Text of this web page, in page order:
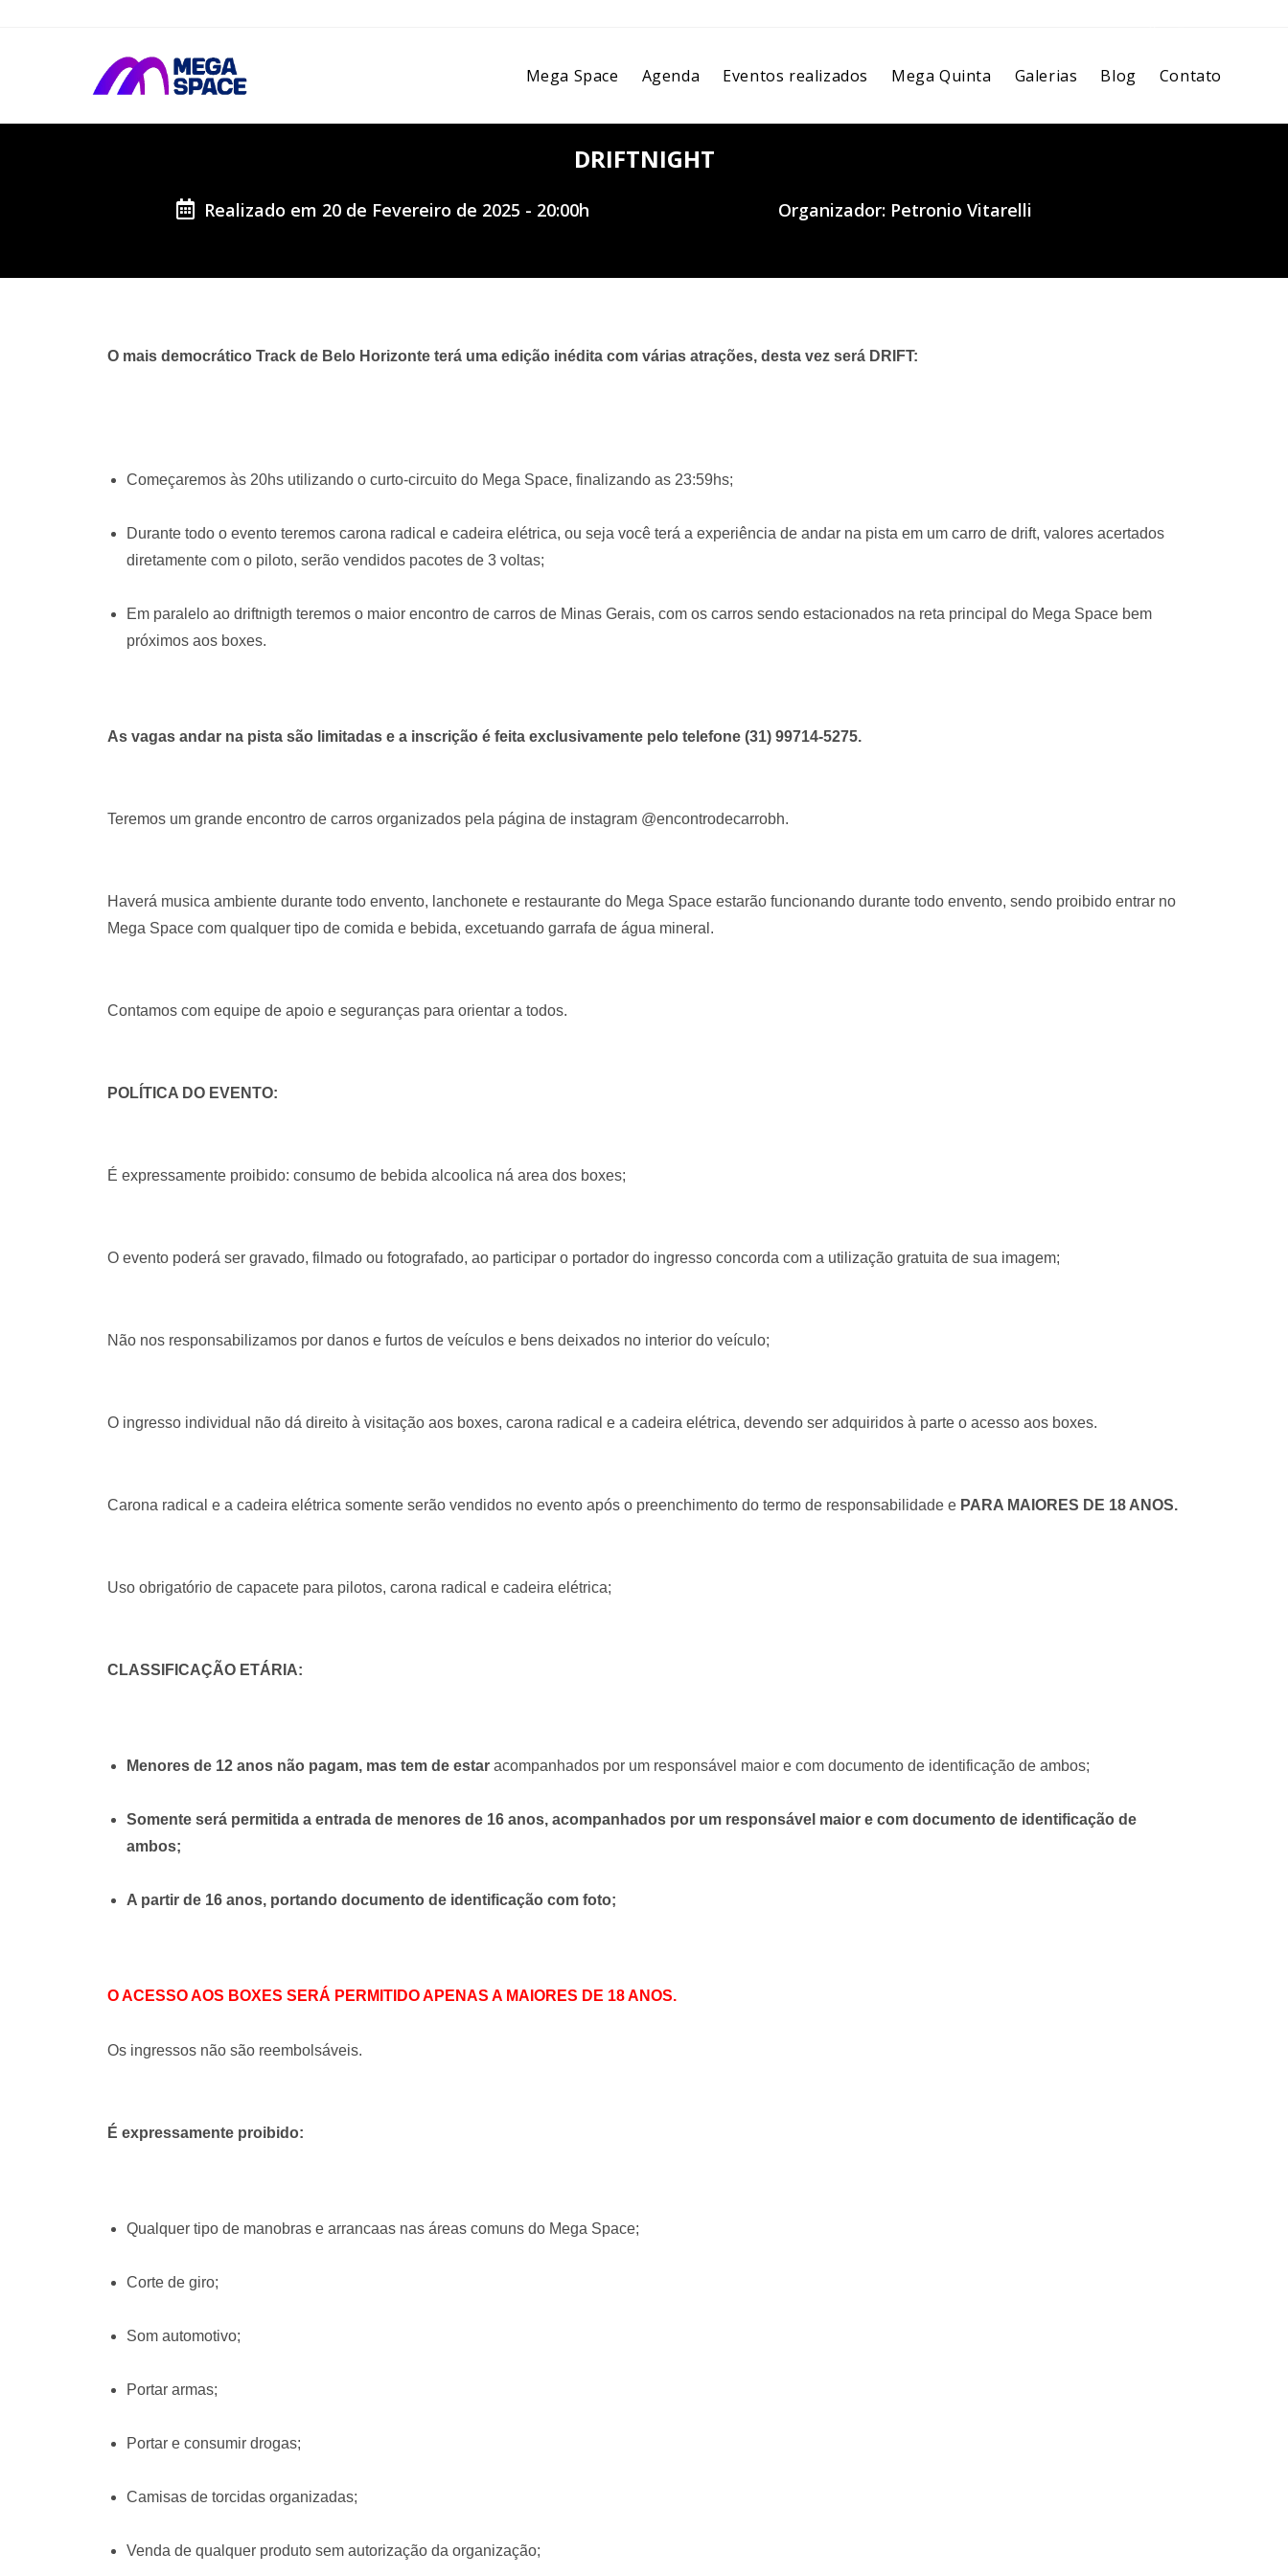
Mega Space Agenda Eventos realizados Mega Quinta Galerias Blog Contato
DRIFTNIGHT
Realizado em 20 de Fevereiro de 2025 - 20:00h Organizador: Petronio Vitarelli
O mais democrático Track de Belo Horizonte terá uma edição inédita com várias atrações, desta vez será DRIFT:
Começaremos às 20hs utilizando o curto-circuito do Mega Space, finalizando as 23:59hs;
Durante todo o evento teremos carona radical e cadeira elétrica, ou seja você terá a experiência de andar na pista em um carro de drift, valores acertados
diretamente com o piloto, serão vendidos pacotes de 3 voltas;
Em paralelo ao driftnigth teremos o maior encontro de carros de Minas Gerais, com os carros sendo estacionados na reta principal do Mega Space bem
próximos aos boxes.
As vagas andar na pista são limitadas e a inscrição é feita exclusivamente pelo telefone (31) 99714-5275.
Teremos um grande encontro de carros organizados pela página de instagram @encontrodecarrobh.
Haverá musica ambiente durante todo envento, lanchonete e restaurante do Mega Space estarão funcionando durante todo envento, sendo proibido entrar no
Mega Space com qualquer tipo de comida e bebida, excetuando garrafa de água mineral.
Contamos com equipe de apoio e seguranças para orientar a todos.
POLÍTICA DO EVENTO:
É expressamente proibido: consumo de bebida alcoolica ná area dos boxes;
O evento poderá ser gravado, filmado ou fotografado, ao participar o portador do ingresso concorda com a utilização gratuita de sua imagem;
Não nos responsabilizamos por danos e furtos de veículos e bens deixados no interior do veículo;
O ingresso individual não dá direito à visitação aos boxes, carona radical e a cadeira elétrica, devendo ser adquiridos à parte o acesso aos boxes.
Carona radical e a cadeira elétrica somente serão vendidos no evento após o preenchimento do termo de responsabilidade e PARA MAIORES DE 18 ANOS.
Uso obrigatório de capacete para pilotos, carona radical e cadeira elétrica;
CLASSIFICAÇÃO ETÁRIA:
Menores de 12 anos não pagam, mas tem de estar acompanhados por um responsável maior e com documento de identificação de ambos;
Somente será permitida a entrada de menores de 16 anos, acompanhados por um responsável maior e com documento de identificação de
ambos;
A partir de 16 anos, portando documento de identificação com foto;
O ACESSO AOS BOXES SERÁ PERMITIDO APENAS A MAIORES DE 18 ANOS.
Os ingressos não são reembolsáveis.
É expressamente proibido:
Qualquer tipo de manobras e arrancaas nas áreas comuns do Mega Space;
Corte de giro;
Som automotivo;
Portar armas;
Portar e consumir drogas;
Camisas de torcidas organizadas;
Venda de qualquer produto sem autorização da organização;